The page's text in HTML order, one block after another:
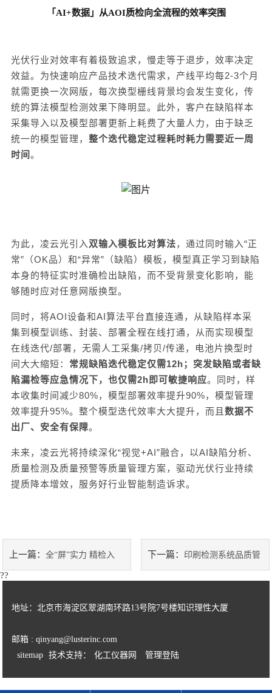
「 AI+数据」从AOI质检向全流程的效率突围
光伏行业对效率有着极致追求，慢走等于退步，效率决定
效益。为快速响应产品技术迭代需求， 产线平均每2-3个月
就需更换一次 网版，每次换型栅线背景均会发生变化，传
统的算法模型检测效果下降明显。此外，客户在缺陷样本
采集导入以及模型部署更新上耗费了大量人力，由于缺乏
统一的模型管理， 整个迭代稳定过程耗时耗力需要近一周
时间。
为此，凌云光引入 双输入模板比对算法，通过同时输入“正
常”（OK品）和“异常”（缺陷）模板，模型真正学习到缺陷
本身的特征实时准确检出缺陷 ，而不受背景变化影响 ， 能
够随时应对任意网版换型。
同时， 将AOI设备和AI算法平台直接连通， 从缺陷样本采
集到 模型训练、封装、部署全程在线打通， 从而实现模型
在线迭代/部署， 无需 人工采集/拷贝/传递，
电池片换型时
间 大大缩短： 常规缺陷迭代稳定仅需12h； 突发缺陷或者缺
陷漏检等应急情况下，也仅需2h 即可敏捷响应。 同时， 样
本收集时间减少80%，模型部署效率提升90%，模型管理
效率提升95%。整个模型迭代效率大大提升，而且 数据不
出厂、 安全有保障。
未来，凌云光将持续深化“视觉+AI”融合， 以AI缺陷分析、
质量检测及质量预警等质量管理方案，驱动光伏行业持续
提质降本增效，服务好行业智能制造诉求。
上一篇：全“屏”实力 精检入 下一篇： 印刷检测系统品质管
??
地址：北京市海淀区翠湖南环路13号院7号楼知识理性大厦
邮箱 : qinyang@lusterinc.com
sitemap
技术支持： 化工仪器网 管理登陆